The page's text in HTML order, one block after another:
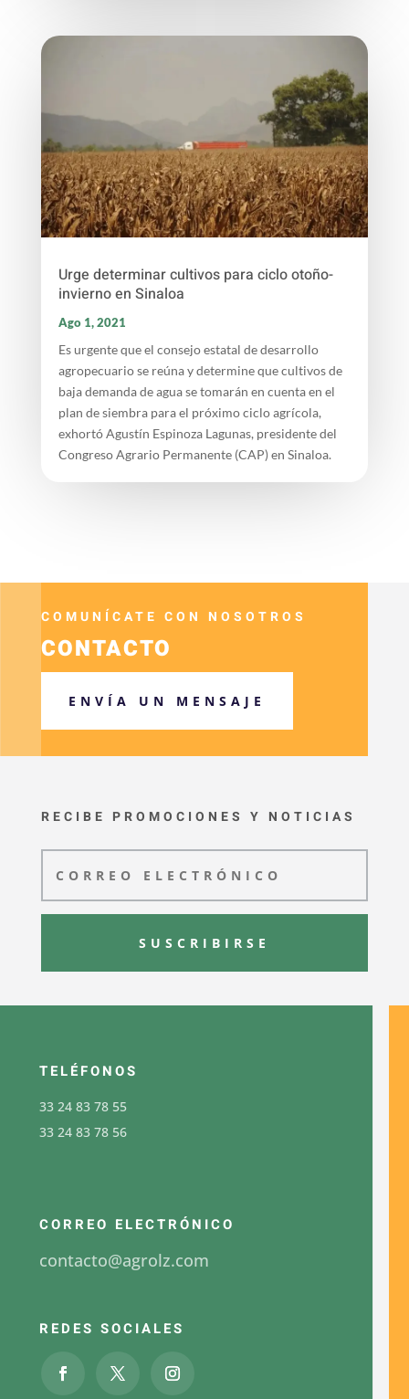
Urge determinar cultivos para ciclo otoño-
invierno en Sinaloa
Ago 1, 2021
Es urgente que el consejo estatal de desarrollo
agropecuario se reúna y determine que cultivos de
baja demanda de agua se tomarán en cuenta en el
plan de siembra para el próximo ciclo agrícola,
exhortó Agustín Espinoza Lagunas, presidente del
Congreso Agrario Permanente (CAP) en Sinaloa.
COMUNÍCATE CON NOSOTROS
CONTACTO
ENVÍA UN MENSAJE
RECIBE PROMOCIONES Y NOTICIAS
SUSCRIBIRSE
TELÉFONOS
33 24 83 78 55
33 24 83 78 56
CORREO ELECTRÓNICO
contacto@agrolz.com
REDES SOCIALES